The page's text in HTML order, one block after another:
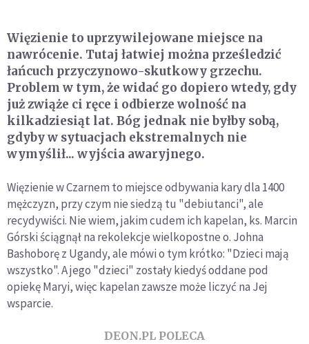
Więzienie to uprzywilejowane miejsce na
nawrócenie. Tutaj łatwiej można prześledzić
łańcuch przyczynowo-skutkowy grzechu.
Problem w tym, że widać go dopiero wtedy, gdy
już zwiąże ci ręce i odbierze wolność na
kilkadziesiąt lat. Bóg jednak nie byłby sobą,
gdyby w sytuacjach ekstremalnych nie
wymyślił... wyjścia awaryjnego.
Więzienie w Czarnem to miejsce odbywania kary dla 1400
mężczyzn, przy czym nie siedzą tu "debiutanci", ale
recydywiści. Nie wiem, jakim cudem ich kapelan, ks. Marcin
Górski ściągnął na rekolekcje wielkopostne o. Johna
Bashoborę z Ugandy, ale mówi o tym krótko: "Dzieci mają
wszystko". A jego "dzieci" zostały kiedyś oddane pod
opiekę Maryi, więc kapelan zawsze może liczyć na Jej
wsparcie.
DEON.PL POLECA